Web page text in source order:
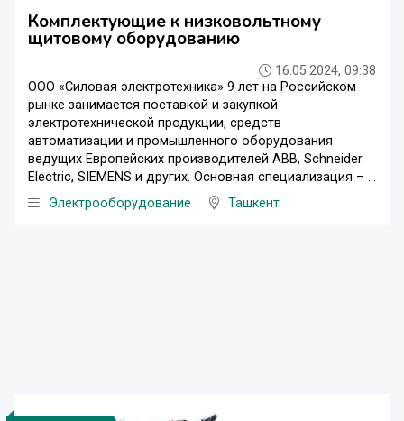
Комплектующие к низковольтному
щитовому оборудованию
16.05.2024, 09:38
ООО «Силовая электротехника» 9 лет на Российском
рынке занимается поставкой и закупкой
электротехнической продукции, средств
автоматизации и промышленного оборудования
ведущих Европейских производителей ABB, Schneider
Electric, SIEMENS и других. Основная специализация – ...
Электрооборудование
Ташкент